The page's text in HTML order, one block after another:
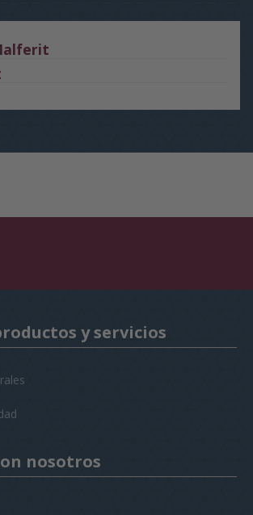
y servicios
nosotros